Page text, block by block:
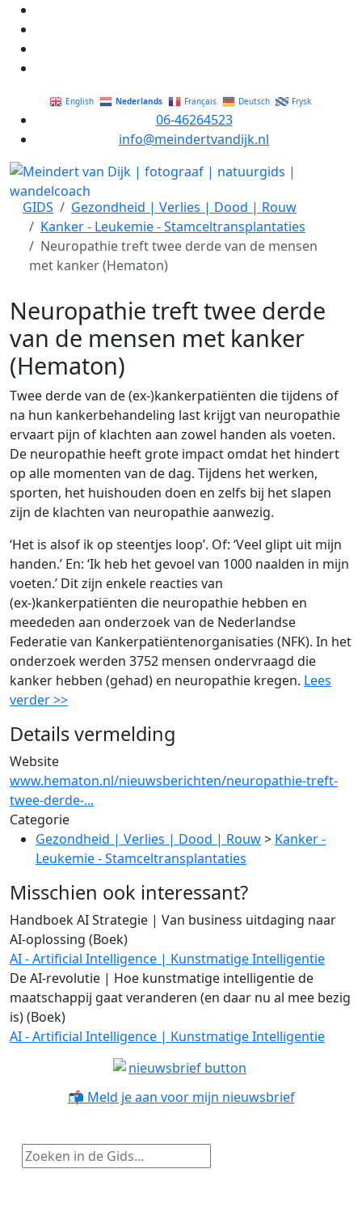
English Nederlands Français Deutsch Frysk
06-46264523
info@meindertvandijk.nl
GIDS
Gezondheid | Verlies | Dood | Rouw
Kanker - Leukemie - Stamceltransplantaties
Neuropathie treft twee derde van de mensen
met kanker (Hematon)
Neuropathie treft twee derde
van de mensen met kanker
(Hematon)
Twee derde van de (ex-)kankerpatiënten die tijdens of
na hun kankerbehandeling last krijgt van neuropathie
ervaart pijn of klachten aan zowel handen als voeten.
De neuropathie heeft grote impact omdat het hindert
op alle momenten van de dag. Tijdens het werken,
sporten, het huishouden doen en zelfs bij het slapen
zijn de klachten van neuropathie aanwezig.
‘Het is alsof ik op steentjes loop’. Of: ‘Veel glipt uit mijn
handen.’ En: ‘Ik heb het gevoel van 1000 naalden in mijn
voeten.’ Dit zijn enkele reacties van
(ex-)kankerpatiënten die neuropathie hebben en
meededen aan onderzoek van de Nederlandse
Federatie van Kankerpatiëntenorganisaties (NFK). In het
onderzoek werden 3752 mensen ondervraagd die
kanker hebben (gehad) en neuropathie kregen. Lees
verder >>
Details vermelding
Website
www.hematon.nl/nieuwsberichten/neuropathie-treft-
twee-derde-...
Categorie
Gezondheid | Verlies | Dood | Rouw> Kanker -
Leukemie - Stamceltransplantaties
Misschien ook interessant?
Handboek AI Strategie | Van business uitdaging naar
AI-oplossing (Boek)
AI - Artificial Intelligence | Kunstmatige Intelligentie
De AI-revolutie | Hoe kunstmatige intelligentie de
maatschappij gaat veranderen (en daar nu al mee bezig
is) (Boek)
AI - Artificial Intelligence | Kunstmatige Intelligentie
📬 Meld je aan voor mijn nieuwsbrief
Zoeken in de Gids...